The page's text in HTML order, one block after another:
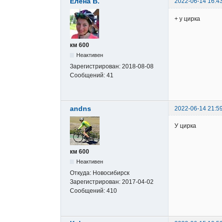
км 600
Неактивен
Зарегистрирован: 2018-08-08
Сообщений: 41
+ у цирка
andns 2022-06-14
км 600
Неактивен
Откуда: Новосибирск
Зарегистрирован: 2017-04-02
Сообщений: 410
У цирка